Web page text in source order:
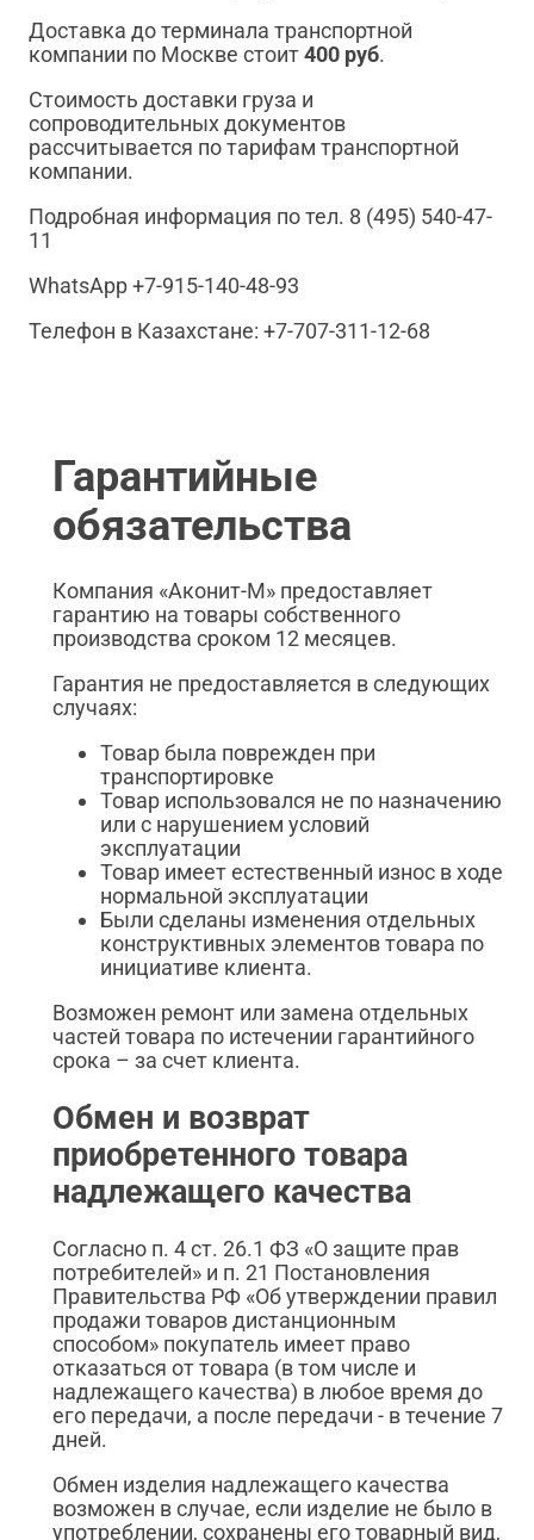
Доставка до терминала транспортной
компании по Москве стоит400 руб.
Стоимость доставки груза и
сопроводительных документов
рассчитывается по тарифам транспортной
компании.
Подробная информация по тел. 8 (495) 540-47-
11
WhatsApp +7-915-140-48-93
Телефон в Казахстане: +7-707-311-12-68
Гарантийные
обязательства
Компания «Аконит-М» предоставляет
гарантию на товары собственного
производства сроком 12 месяцев.
Гарантия не предоставляется в следующих
случаях:
Товар была поврежден при
транспортировке
Товар использовался не по назначению
или с нарушением условий
эксплуатации
Товар имеет естественный износ в ходе
нормальной эксплуатации
Были сделаны изменения отдельных
конструктивных элементов товара по
инициативе клиента.
Возможен ремонт или замена отдельных
частей товара по истечении гарантийного
срока – за счет клиента.
Обмен и возврат
приобретенного товара
надлежащего качества
Согласно п. 4 ст. 26.1 ФЗ «О защите прав
потребителей» и п. 21 Постановления
Правительства РФ «Об утверждении правил
продажи товаров дистанционным
способом» покупатель имеет право
отказаться от товара (в том числе и
надлежащего качества) в любое время до
его передачи, а после передачи - в течение 7
дней.
Обмен изделия надлежащего качества
возможен в случае, если изделие не было в
употреблении, сохранены его товарный вид,